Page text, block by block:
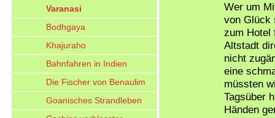
Varanasi
Bodhgaya
Khajuraho
Bahnfahren in Indien
Die Fischer von Benaulim
Goanisches Strandleben
Wer um
von Glück
zum Hotel
Altstadt
nicht
eine
müssten
Tagsüber
Händen